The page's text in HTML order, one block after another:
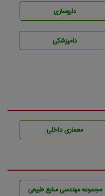
داروسازی
دامپزشكی
معماری داخلی
مجموعه مهندسی منابع طبيعی